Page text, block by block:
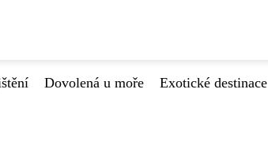
Dovolená u moře Exotické destinace